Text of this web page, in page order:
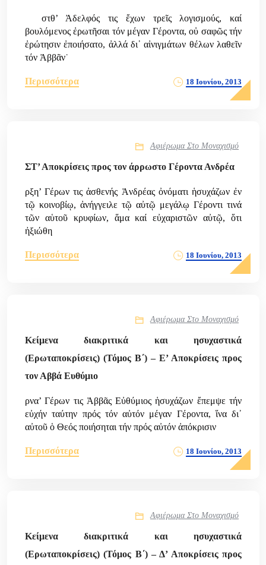
στθ’ Ἀδελφός τις ἔχων τρεῖς λογισμούς, καί
βουλόμενος ἐρωτῆσαι τόν μέγαν Γέροντα, οὐ σαφῶς τήν
ἐρώτησιν ἐποιήσατο, ἀλλά δι᾿ αἰνιγμάτων θέλων λαθεῖν
τόν Ἀββᾶν˙
Περισσότερα 18 Ιουνίου, 2013
Αφιέρωμα Στο Μοναχισμό
ΣΤ’ Αποκρίσεις προς τον άρρωστο Γέροντα Ανδρέα
ρξη’ Γέρων τις ἀσθενής Ἀνδρέας ὀνόματι ἡσυχάζων ἐν
τῷ κοινοβίῳ, ἀνήγγειλε τῷ αὐτῷ μεγάλῳ Γέροντι τινά
τῶν αὑτοῦ κρυφίων, ἅμα καί εὐχαριστῶν αὐτῷ, ὅτι
ἠξιώθη
Περισσότερα 18 Ιουνίου, 2013
Αφιέρωμα Στο Μοναχισμό
Κείμενα διακριτικά και ησυχαστικά
(Ερωταποκρίσεις) (Τόμος Β΄) – Ε’ Αποκρίσεις προς
τον Αββά Ευθύμιο
ρνα’ Γέρων τις Ἀββᾶς Εὐθύμιος ἡσυχάζων ἔπεμψε τήν
εὐχήν ταύτην πρός τόν αὐτόν μέγαν Γέροντα, ἵνα δι᾿
αὐτοῦ ὁ Θεός ποιήσηται τήν πρός αὐτόν ἀπόκρισιν
Περισσότερα 18 Ιουνίου, 2013
Αφιέρωμα Στο Μοναχισμό
Κείμενα διακριτικά και ησυχαστικά
(Ερωταποκρίσεις) (Τόμος Β΄) – Δ’ Αποκρίσεις προς